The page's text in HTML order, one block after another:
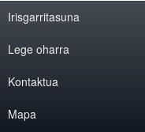
Irisgarritasuna
Lege oharra
Kontaktua
Mapa